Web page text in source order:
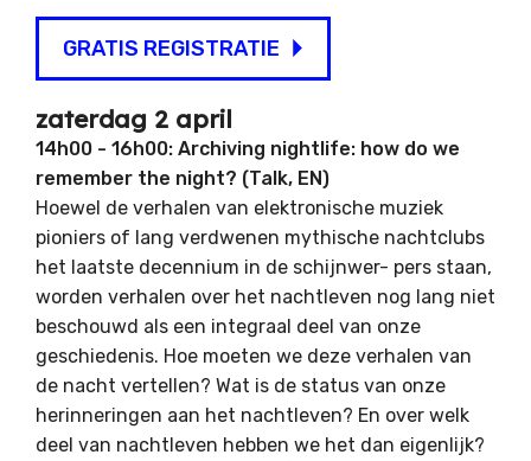
GRATIS REGISTRATIE
zaterdag 2 april
14h00 - 16h00: Archiving nightlife: how do we
remember the night? (Talk, EN)
Hoewel de verhalen van elektronische muziek
pioniers of lang verdwenen mythische nachtclubs
het laatste decennium in de schijnwer- pers staan,
worden verhalen over het nachtleven nog lang niet
beschouwd als een integraal deel van onze
geschiedenis. Hoe moeten we deze verhalen van
de nacht vertellen? Wat is de status van onze
herinneringen aan het nachtleven? En over welk
deel van nachtleven hebben we het dan eigenlijk?